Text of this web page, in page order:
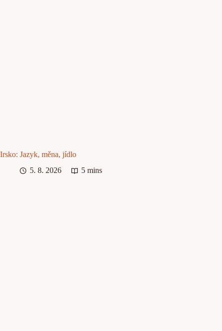
Irsko: Jazyk, měna, jídlo
5. 8. 2026
5 mins